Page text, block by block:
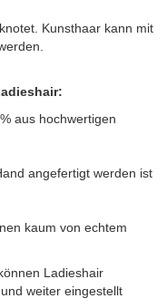
Kunsthaar kann mit
aus hochwertigen
angefertigt werden ist
kaum von echtem
Ladieshair
weiter eingestellt